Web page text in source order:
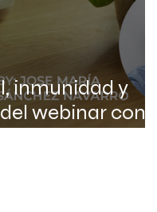
inmunidad y
webinar con